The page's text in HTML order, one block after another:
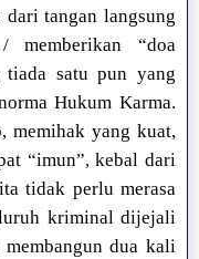
tangan langsung
memberikan “doa
tiada satu pun yang
Hukum Karma.
memihak yang kuat,
“imun”, kebal dari
tidak perlu merasa
kriminal dijejali
dua kali